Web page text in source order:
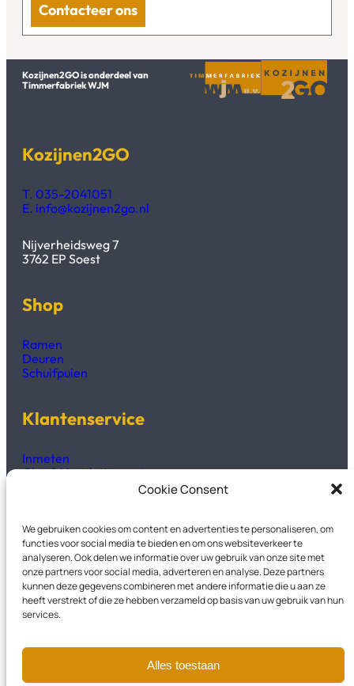
Cookie Consent
We gebruiken cookies om content en advertenties te personaliseren, om
functies voor social media te bieden en om ons websiteverkeer te
analyseren. Ook delen we informatie over uw gebruik van onze site met
onze partners voor social media, adverteren en analyse. Deze partners
kunnen deze gegevens combineren met andere informatie die u aan ze
heeft verstrekt of die ze hebben verzameld op basis van uw gebruik van hun
services.
Alles toestaan
Contacteer ons
Kozijnen2GO is onderdeel van
Timmerfabriek WJM
Kozijnen2GO
T. 035-2041051
E. info@kozijnen2go.nl
Nijverheidsweg 7
3762 EP Soest
Shop
Ramen
Deuren
Schuifpuien
Klantenservice
Inmeten
Glas & Ventilatieroosters
Kozijnen2GO
Over Ons
Veelgestelde vragen
Privacyverklaring